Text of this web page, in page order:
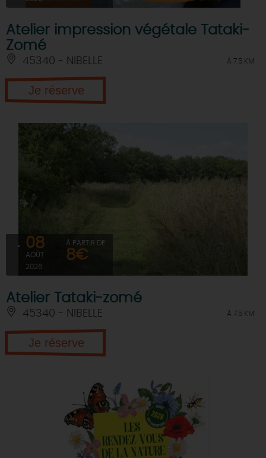
Atelier impression végétale Tataki-
Zomé
45340 - NIBELLE À 7.5 KM
Je réserve
08
AOÛT
2026
À PARTIR DE
8€
Atelier Tataki-zomé
45340 - NIBELLE À 7.5 KM
Je réserve